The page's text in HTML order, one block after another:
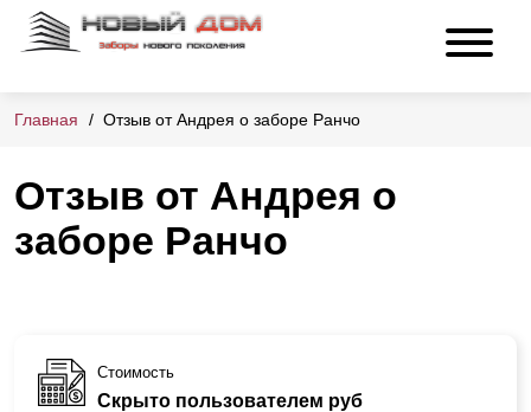
Главная Отзыв от Андрея о заборе Ранчо
Отзыв от Андрея о
заборе Ранчо
Стоимость
Скрыто пользователем руб